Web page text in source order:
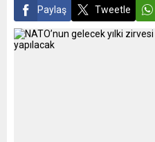
Paylaş Tweetle